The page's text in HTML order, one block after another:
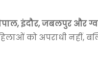
इंदौर, जबलपुर और
को अपराधी नहीं,